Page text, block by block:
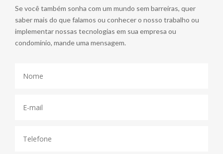
Se você também sonha com um mundo sem barreiras, quer
saber mais do que falamos ou conhecer o nosso trabalho ou
implementar nossas tecnologias em sua empresa ou
condomínio, mande uma mensagem.